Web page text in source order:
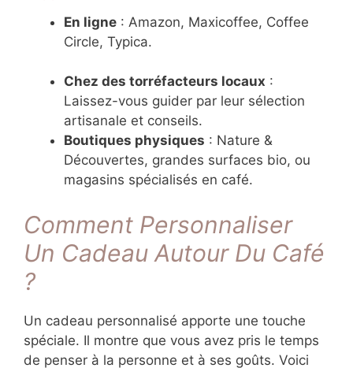
En ligne : Amazon, Maxicoffee, Coffee
Circle, Typica.
Chez des torréfacteurs locaux :
Laissez-vous guider par leur sélection
artisanale et conseils.
Boutiques physiques : Nature &
Découvertes, grandes surfaces bio, ou
magasins spécialisés en café.
Comment Personnaliser
Un Cadeau Autour Du Café
?
Un cadeau personnalisé apporte une touche
spéciale. Il montre que vous avez pris le temps
de penser à la personne et à ses goûts. Voici